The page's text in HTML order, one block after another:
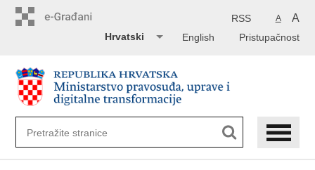
A A
RSS
Pristupačnost
English
Hrvatski